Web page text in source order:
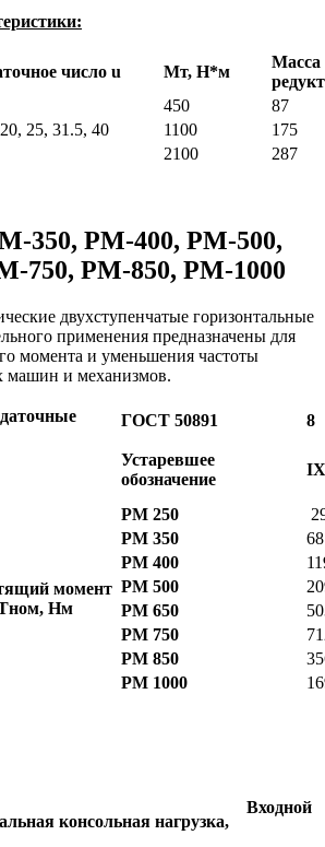
число u Мт, Н*м
Масса
25, 31.5, 40
450
87
1100
175
2100 287
350, РМ-400, РМ-500,
750, РМ-850, РМ-1000
двухступенчатые горизонтальные
применения предназначены для
момента и уменьшения частоты
машин и механизмов.
ГОСТ 50891 8
Устаревшее
обозначение
IX
момент
Нм
РМ 250
РМ 350
РМ 400
РМ 500
РМ 650
РМ 750
РМ 850
РМ 1000
консольная нагрузка,
Входной